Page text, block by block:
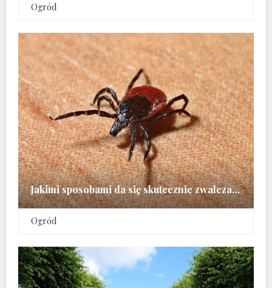
Ogród
Jakimi sposobami da się skutecznie zwalczać pluskwy
Ogród